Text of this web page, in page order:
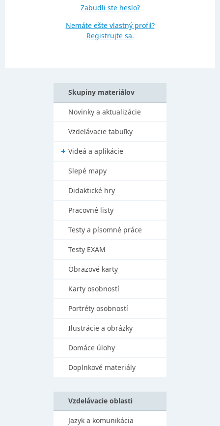
Zabudli ste heslo?
Nemáte ešte vlastný profil?
Registrujte sa.
Skupiny materiálov
Novinky a aktualizácie
Vzdelávacie tabuľky
Videá a aplikácie
Slepé mapy
Didaktické hry
Pracovné listy
Testy a písomné práce
Testy EXAM
Obrazové karty
Karty osobností
Portréty osobností
Ilustrácie a obrázky
Domáce úlohy
Doplnkové materiály
Vzdelávacie oblasti
Jazyk a komunikácia